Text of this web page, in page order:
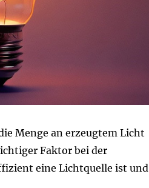
Menge an erzeugtem Licht
Faktor bei der
eine Lichtquelle ist und